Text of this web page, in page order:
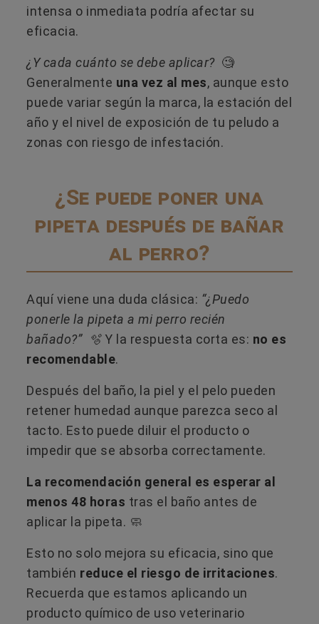
intensa o inmediata podría afectar su
eficacia.
¿Y cada cuánto se debe aplicar?🧐
Generalmente una vez al mes, aunque esto
puede variar según la marca, la estación del
año y el nivel de exposición de tu peludo a
zonas con riesgo de infestación.
¿Se puede poner una
pipeta después de bañar
al perro?
Aquí viene una duda clásica: “¿Puedo
ponerle la pipeta a mi perro recién
bañado?” 🫧Y la respuesta corta es: no es
recomendable.
Después del baño, la piel y el pelo pueden
retener humedad aunque parezca seco al
tacto. Esto puede diluir el producto o
impedir que se absorba correctamente.
La recomendación general es esperar al
menos 48 horas tras el baño antes de
aplicar la pipeta. 🧼
Esto no solo mejora su eficacia, sino que
también reduce el riesgo de irritaciones.
Recuerda que estamos aplicando un
producto químico de uso veterinario